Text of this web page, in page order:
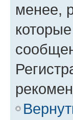
менее,